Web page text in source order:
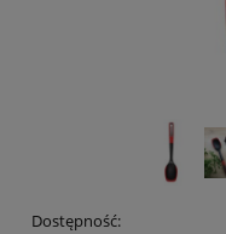
Dostępność: